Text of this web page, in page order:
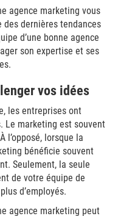
agence marketing vous
dernières tendances
d’une bonne agence
son expertise et ses
vos idées
les entreprises ont
Le marketing est souvent
l’opposé, lorsque la
bénéficie souvent
Seulement, la seule
de votre équipe de
d’employés.
agence marketing peut